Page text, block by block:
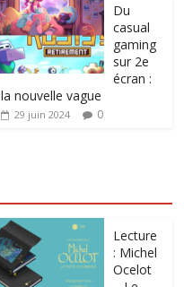
Du
casual
gaming
sur 2e
écran :
la nouvelle vague
29 juin 2024 0
Lecture
: Michel
Ocelot